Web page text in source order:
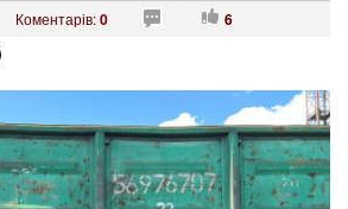
Коментарів:0 6